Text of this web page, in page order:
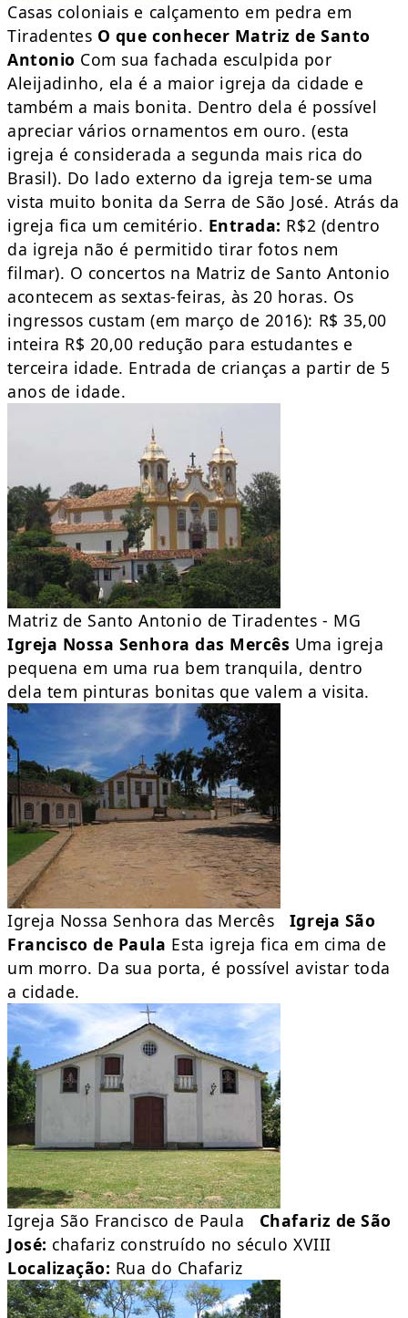
Casas coloniais e calçamento em pedra em
Tiradentes O que conhecer Matriz de Santo
Antonio Com sua fachada esculpida por
Aleijadinho, ela é a maior igreja da cidade e
também a mais bonita. Dentro dela é possível
apreciar vários ornamentos em ouro. (esta
igreja é considerada a segunda mais rica do
Brasil). Do lado externo da igreja tem-se uma
vista muito bonita da Serra de São José. Atrás da
igreja fica um cemitério. Entrada: R$2 (dentro
da igreja não é permitido tirar fotos nem
filmar). O concertos na Matriz de Santo Antonio
acontecem as sextas-feiras, às 20 horas. Os
ingressos custam (em março de 2016): R$ 35,00
inteira R$ 20,00 redução para estudantes e
terceira idade. Entrada de crianças a partir de 5
anos de idade.
Matriz de Santo Antonio de Tiradentes - MG
Igreja Nossa Senhora das Mercês Uma igreja
pequena em uma rua bem tranquila, dentro
dela tem pinturas bonitas que valem a visita.
Igreja Nossa Senhora das Mercês Igreja São
Francisco de Paula Esta igreja fica em cima de
um morro. Da sua porta, é possível avistar toda
a cidade.
Igreja São Francisco de Paula Chafariz de São
José: chafariz construído no século XVIII
Localização: Rua do Chafariz